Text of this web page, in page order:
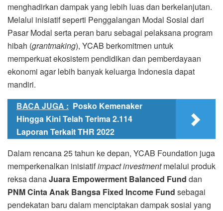
menghadirkan dampak yang lebih luas dan berkelanjutan.
Melalui inisiatif seperti Penggalangan Modal Sosial dari
Pasar Modal serta peran baru sebagai pelaksana program
hibah (grantmaking), YCAB berkomitmen untuk
memperkuat ekosistem pendidikan dan pemberdayaan
ekonomi agar lebih banyak keluarga Indonesia dapat
mandiri.
BACA JUGA : Posko Kemenaker
Hingga Kini Telah Terima 2.114
Laporan Terkait THR 2022
Dalam rencana 25 tahun ke depan, YCAB Foundation juga
memperkenalkan inisiatifimpact investmentmelalui produk
reksa danaJuara Empowerment Balanced Fund dan
PNM Cinta Anak Bangsa Fixed Income Fund sebagai
pendekatan baru dalam menciptakan dampak sosial yang